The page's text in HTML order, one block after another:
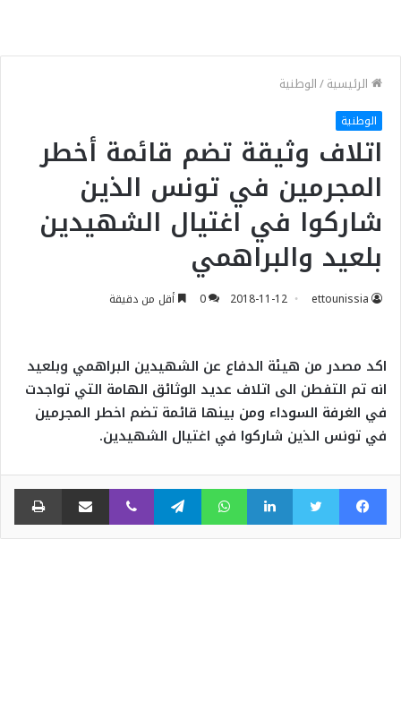
الرئيسية/الوطنية
الوطنية
اتلاف وثيقة تضم قائمة أخطر
المجرمين في تونس الذين
شاركوا في اغتيال الشهيدين
بلعيد والبراهمي
ettounissia
2018-11-12
0 أقل من دقيقة
اكد مصدر من هيئة الدفاع عن الشهيدين البراهمي وبلعيد
انه تم التفطن الى اتلاف عديد الوثائق الهامة التي تواجدت
في الغرفة السوداء ومن بينها قائمة تضم اخطر المجرمين
في تونس الذين شاركوا في اغتيال الشهيدين.
فيسبوك تويتر لينكدإن واتساب تيلقرام ڤايبر مشاركة عبر البريد